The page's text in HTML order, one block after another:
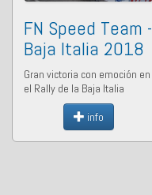
FN Speed Team -
Baja Italia 2018
Gran victoria con emoción en
el Rally de la Baja Italia
info